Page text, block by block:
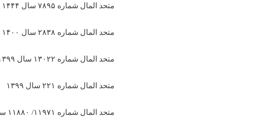
متحد المال شماره ۷۸۹۵ سال ۱۴۴۴
متحد المال شماره ۲۸۳۸ سال ۱۴۰۰
متحد المال شماره ۱۳۰۲۲ سال ۱۳۹۹
متحد المال شماره ۲۲۱ سال ۱۳۹۹
متحد المال شماره ۱۱۹۷۱/ ۱۱۸۸۰ سال ۱۳۹۸